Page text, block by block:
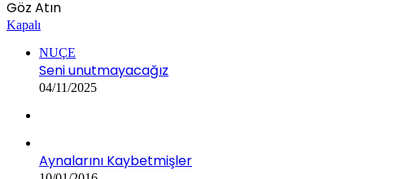
Göz Atın
Kapalı
NUÇE
Seni unutmayacağız
04/11/2025
Aynalarını Kaybetmişler